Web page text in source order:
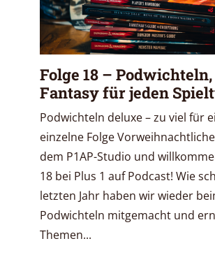
Folge 18 – Podwichteln,
Fantasy für jeden
Podwichteln deluxe – zu viel für
einzelne Folge
dem P1AP-Studio und
18 bei Plus 1 auf Podcast! Wie
letzten Jahr haben wir wieder
Podwichteln mitgemacht und
Themen...